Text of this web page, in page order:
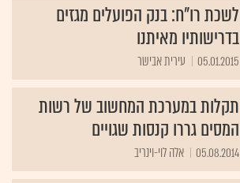
לשכת רו"ח: בנק הפועלים מגזים
בדרישותיו מאיתנו
05.01.2015 עירית אבישר
תקלות במערכת המחשוב של רשות
המסים גררו קנסות שגויים
05.08.2014 אלה לוי-וינריב